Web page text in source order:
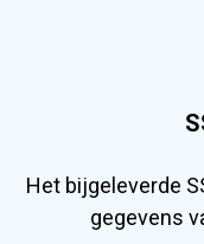
Het bijgeleverde
gegevens